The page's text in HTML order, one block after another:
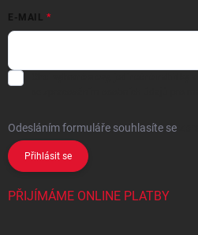
E-MAIL
Odesláním formuláře souhlasíte se
Přihlásit se
PŘIJÍMÁME ONLINE PLATBY